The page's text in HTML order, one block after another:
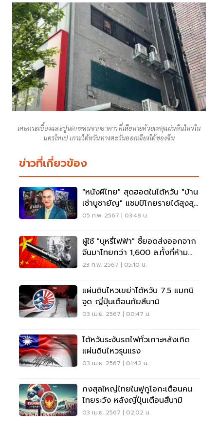
เศษกระเบื้องและปูนตกหล่นจากอาคารที่เสียหายด้วยเหตุแผ่นดินไหวใน
นครไทเป เกาะไต้หวันทางตะวันออกเฉียงใต้ของจีน
ข่าวที่เกี่ยวข้อง
"หนังผีไทย" สุดฮอตในไต้หวัน "บ้าน
เช่าบูชายัญ" แชมป์โกยรายได้สุงสุด
ปี66
05 ก.พ. 2567 | 03:48 น.
ผู้ใช้ "บุหรี่ไฟฟ้า" ชี้ยอดส่งออกจาก
จีนมาไทยกว่า 1,600 ล.ทั้งที่ห้ามนำ
เข้า
23 ก.พ. 2567 | 05:10 น.
แผ่นดินไหวเขย่าไต้หวัน 7.5 แมกนิ
จูด ญี่ปุ่นเตือนภัยสึนามิ
03 เม.ย. 2567 | 00:47 น.
ไต้หวันระงับรถไฟทั่วเกาะหลังเกิด
แผ่นดินไหวรุนแรง
03 เม.ย. 2567 | 01:42 น.
กงสุลใหญ่ไทยในฟูกูโอกะเตือนคน
ไทยระวัง หลังญี่ปุ่นเตือนสึนามิ
03 เม.ย. 2567 | 02:02 น.